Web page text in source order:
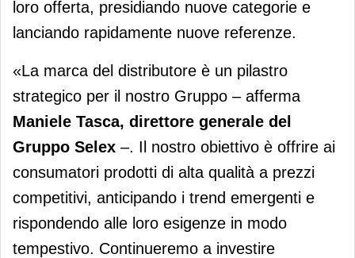
loro offerta, presidiando nuove categorie e
lanciando rapidamente nuove referenze.
«La marca del distributore è un pilastro
strategico per il nostro Gruppo – afferma
Maniele Tasca, direttore generale del
Gruppo Selex –. Il nostro obiettivo è offrire ai
consumatori prodotti di alta qualità a prezzi
competitivi, anticipando i trend emergenti e
rispondendo alle loro esigenze in modo
tempestivo. Continueremo a investire